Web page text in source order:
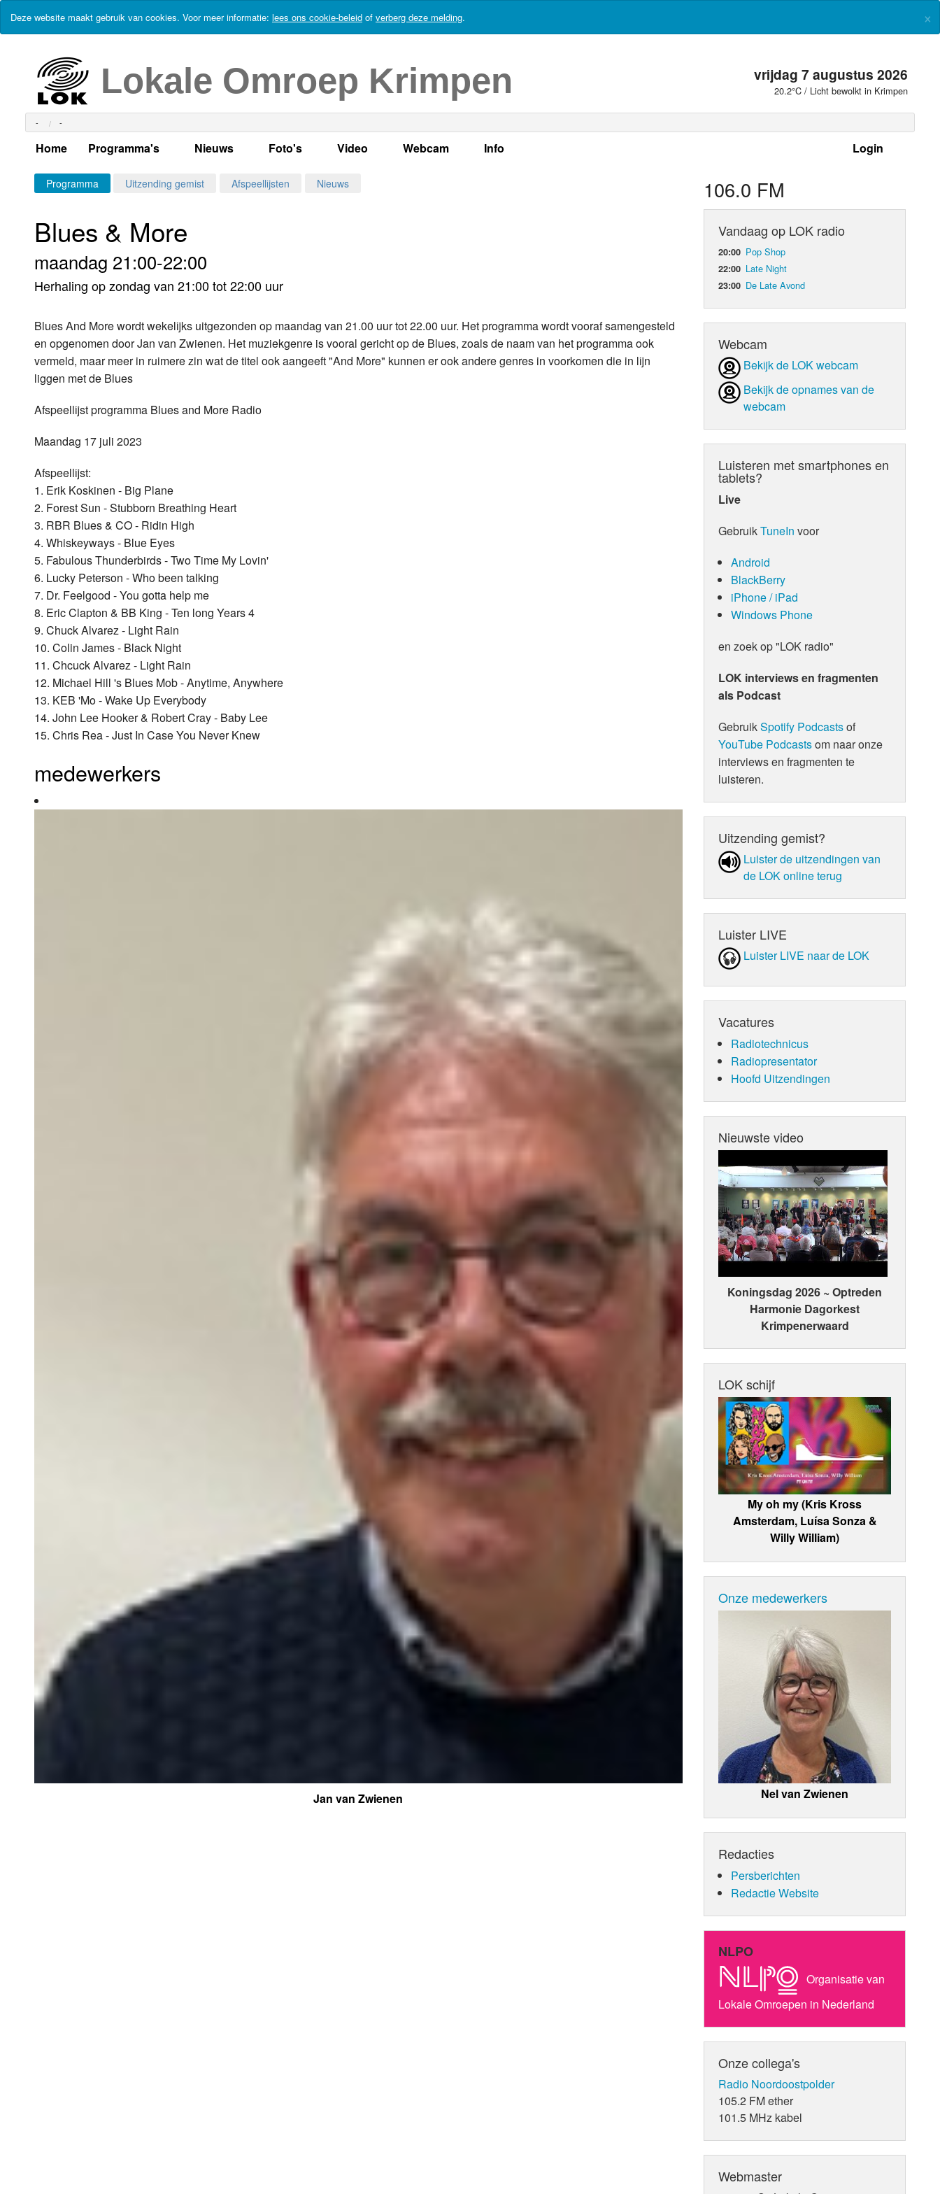
Deze website maakt gebruik van cookies. Voor meer informatie: lees ons cookie-beleid of verberg deze melding. ×
Lokale Omroep Krimpen vrijdag 7 augustus 2026
20.2°C / Licht bewolkt in Krimpen
- -
Login
Home Programma's
Alle dagen
Per dag
Donderdag
Zaterdag
Alle programma's
Luister LOK Live
LOK schijf
Nieuws
Actueel Lokaal Nieuws
Foto's
Algemeen
Video
LOK TV
Webcam Info
Programmabeleid Bepalend Orgaan
Weerman
Programma Uitzending gemist Afspeellijsten Nieuws
Blues & More
maandag 21:00-22:00
Herhaling op zondag van 21:00 tot 22:00 uur
Blues And More wordt wekelijks uitgezonden op maandag van 21.00 uur tot 22.00 uur. Het programma wordt vooraf samengesteld
en opgenomen door Jan van Zwienen. Het muziekgenre is vooral gericht op de Blues, zoals de naam van het programma ook
vermeld, maar meer in ruimere zin wat de titel ook aangeeft "And More" kunnen er ook andere genres in voorkomen die in lijn
liggen met de Blues
Afspeellijst programma Blues and More Radio
Maandag 17 juli 2023
Afspeellijst:
1. Erik Koskinen - Big Plane
2. Forest Sun - Stubborn Breathing Heart
3. RBR Blues & CO - Ridin High
4. Whiskeyways - Blue Eyes
5. Fabulous Thunderbirds - Two Time My Lovin'
6. Lucky Peterson - Who been talking
7. Dr. Feelgood - You gotta help me
8. Eric Clapton & BB King - Ten long Years 4
9. Chuck Alvarez - Light Rain
10. Colin James - Black Night
11. Chcuck Alvarez - Light Rain
12. Michael Hill 's Blues Mob - Anytime, Anywhere
13. KEB 'Mo - Wake Up Everybody
14. John Lee Hooker & Robert Cray - Baby Lee
15. Chris Rea - Just In Case You Never Knew
medewerkers
Jan van Zwienen
106.0 FM
Vandaag op LOK radio
20:00 Pop Shop
22:00 Late Night
23:00 De Late Avond
Webcam
Bekijk de LOK webcam
Bekijk de opnames van de
webcam
Luisteren met smartphones en
tablets?
Live
GebruikTuneIn voor
Android
BlackBerry
iPhone / iPad
Windows Phone
en zoek op "LOK radio"
LOK interviews en fragmenten
als Podcast
GebruikSpotify Podcastsof
YouTube Podcastsom naar onze
interviews en fragmenten te
luisteren.
Uitzending gemist?
Luister de uit­zen­din­gen van
de LOK online terug
Luister LIVE
Luister LIVE naar de LOK
Vacatures
Radiotechnicus
Radiopresentator
Hoofd Uitzendingen
Nieuwste video
Koningsdag 2026 ~ Optreden
Harmonie Dagorkest
Krimpenerwaard
LOK schijf
My oh my (Kris Kross
Amsterdam, Luísa Sonza &
Willy William)
Onze medewerkers
Nel van Zwienen
Redacties
Persberichten
Redactie Website
NLPO
Organisatie van
Lokale Omroepen in Nederland
Onze collega's
Radio Noordoostpolder
105.2 FM ether
101.5 MHz kabel
Webmaster